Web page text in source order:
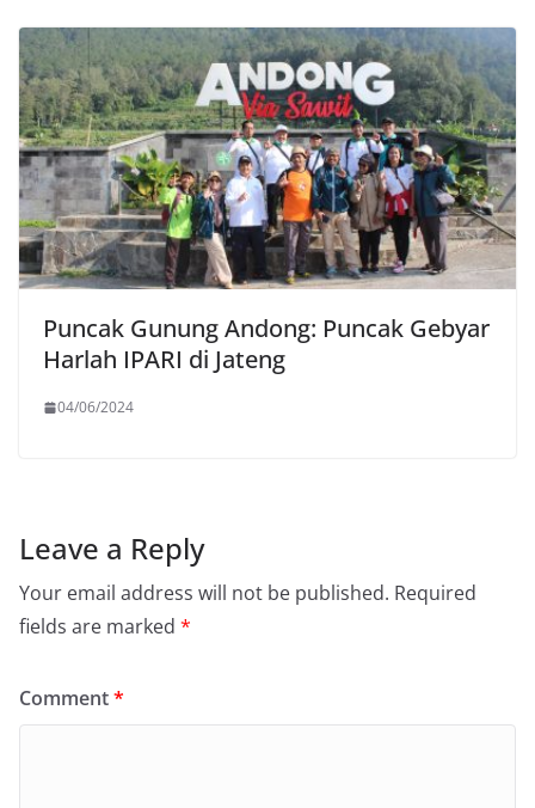
Puncak Gunung Andong: Puncak Gebyar
Harlah IPARI di Jateng
04/06/2024
Leave a Reply
Your email address will not be published. Required
fields are marked *
Comment*